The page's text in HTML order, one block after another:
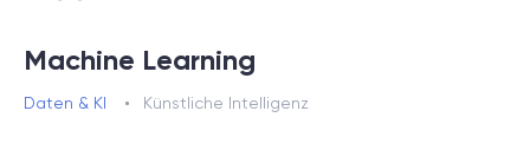
Machine Learning
Daten & KI Künstliche Intelligenz